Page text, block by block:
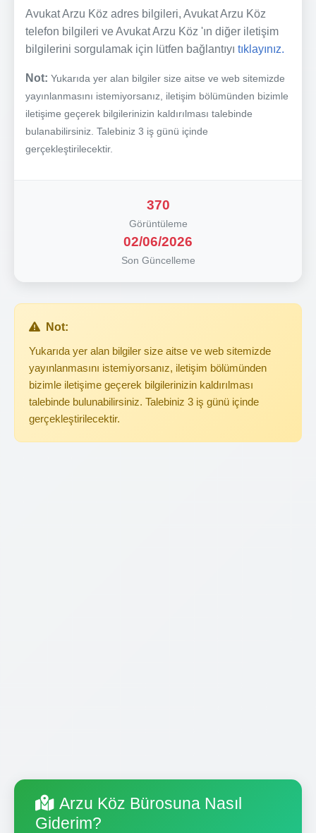
Avukat Arzu Köz adres bilgileri, Avukat Arzu Köz
telefon bilgileri ve Avukat Arzu Köz 'ın diğer iletişim
bilgilerini sorgulamak için lütfen bağlantıyı tıklayınız.
Not: Yukarıda yer alan bilgiler size aitse ve web sitemizde
yayınlanmasını istemiyorsanız, iletişim bölümünden bizimle
iletişime geçerek bilgilerinizin kaldırılması talebinde
bulanabilirsiniz. Talebiniz 3 iş günü içinde
gerçekleştirilecektir.
370
Görüntüleme
02/06/2026
Son Güncelleme
Not:
Yukarıda yer alan bilgiler size aitse ve web sitemizde
yayınlanmasını istemiyorsanız, iletişim bölümünden
bizimle iletişime geçerek bilgilerinizin kaldırılması
talebinde bulunabilirsiniz. Talebiniz 3 iş günü içinde
gerçekleştirilecektir.
Arzu Köz Bürosuna Nasıl
Giderim?